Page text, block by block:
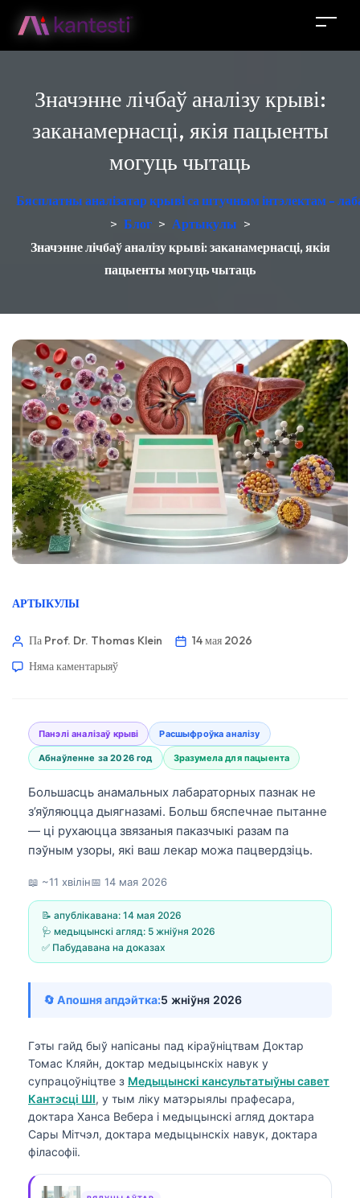
Значэнне лічбаў аналізу крыві:
заканамернасці, якія пацыенты
могуць чытаць
Бясплатны аналізатар крыві са штучным інтэлектам -
> Блог > Артыкулы >
Значэнне лічбаў аналізу крыві: заканамернасці, якія
пацыенты могуць чытаць
АРТЫКУЛЫ
Па Prof. Dr. Thomas Klein
14 мая 2026
Няма каментарыяў
Панэлі аналізаў крыві Расшыфроўка аналізу
Абнаўленне за 2026 год Зразумела для пацыента
Большасць анамальных лабараторных пазнак не
з’яўляюцца дыягназамі. Больш бяспечнае пытанне
— ці рухаюцца звязаныя паказчыкі разам па
пэўным узоры, які ваш лекар можа пацвердзіць.
📖 ~11 хвілін📅 14 мая 2026
📝 апублікавана: 14 мая 2026
🩺 медыцынскі агляд: 5 жніўня 2026
✅ Пабудавана на доказах
🔄 Апошня апдэйтка:5 жніўня 2026
Гэты гайд быў напісаны пад кіраўніцтвам Доктар
Томас Кляйн, доктар медыцынскіх навук у
супрацоўніцтве з Медыцынскі кансультатыўны савет
Кантэсці ШІ, у тым ліку матэрыялы прафесара,
доктара Ханса Вебера і медыцынскі агляд доктара
Сары Мітчэл, доктара медыцынскіх навук, доктара
філасофіі.